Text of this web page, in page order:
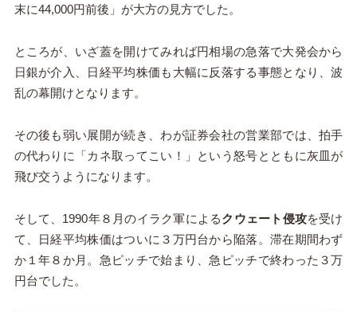
末に44,000円前後」が大方の見方でした。
ところが、いざ蓋を開けてみれば円相場の急落で大発会から
日銀が介入、日経平均株価も大幅に反落する事態となり、波
乱の幕開けとなります。
その後も弱い展開が続き、わが証券会社の営業部では、拍手
の代わりに「カネ取ってこい！」という怒号とともに灰皿が
飛び交うようになります。
そして、1990年８月のイラク軍によるクウェート侵攻を受け
て、日経平均株価はついに３万円台から陥落。滞在期間わず
か１年８か月。急ピッチで始まり、急ピッチで終わった３万
円台でした。